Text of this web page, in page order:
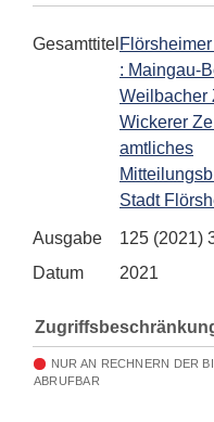
Gesamttitel
: Maingau-
Weilbacher
Wickerer
amtliches
Stadt
Ausgabe
125 (2021)
Datum
2021
NUR AN RECHNERN DER
ABRUFBAR